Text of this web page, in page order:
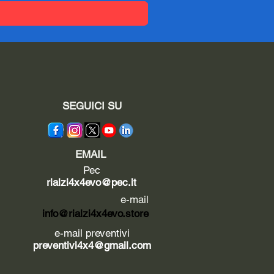
SEGUICI SU
EMAIL
Pec
rialzi4x4evo@pec.it
e-mail
info@rialzi4x4evo.store
e-mail preventivi
preventivi4x4@gmail.com